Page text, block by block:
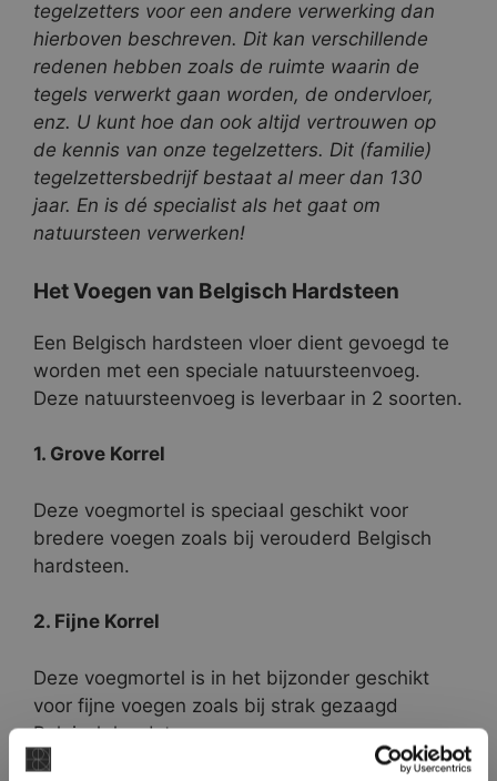
tegelzetters voor een andere verwerking dan
hierboven beschreven. Dit kan verschillende
redenen hebben zoals de ruimte waarin de
tegels verwerkt gaan worden, de ondervloer,
enz. U kunt hoe dan ook altijd vertrouwen op
de kennis van onze tegelzetters. Dit (familie)
tegelzettersbedrijf bestaat al meer dan 130
jaar. En is dé specialist als het gaat om
natuursteen verwerken!
Het Voegen van Belgisch Hardsteen
Een Belgisch hardsteen vloer dient gevoegd te
worden met een speciale natuursteenvoeg.
Deze natuursteenvoeg is leverbaar in 2 soorten.
1. Grove Korrel
Deze voegmortel is speciaal geschikt voor
bredere voegen zoals bij verouderd Belgisch
hardsteen.
2. Fijne Korrel
Deze voegmortel is in het bijzonder geschikt
voor fijne voegen zoals bij strak gezaagd
Belgisch hardsteen.